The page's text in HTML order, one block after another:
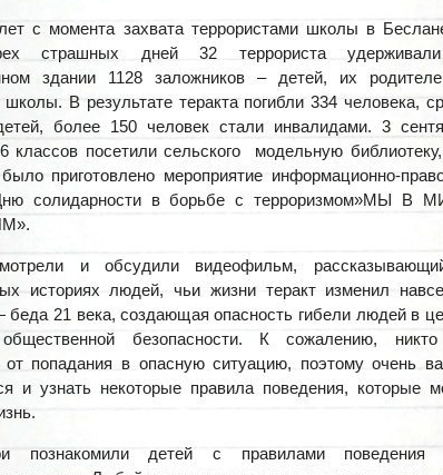
с момента захвата террористами школы в
страшных дней 32 террориста
здании 1128 заложников – детей, их
школы. В результате теракта погибли 334 человека,
более 150 человек стали инвалидами. 3
классов посетили сельского модельную библиотеку,
приготовлено мероприятие информационно-
солидарности в борьбе с терроризмом»МЫ В
и обсудили видеофильм,
историях людей, чьи жизни теракт изменил
беда 21 века, создающая опасность гибели людей в
безопасности. К сожалению,
от попадания в опасную ситуацию, поэтому очень
и узнать некоторые правила поведения, которые
познакомили детей с правилами поведения